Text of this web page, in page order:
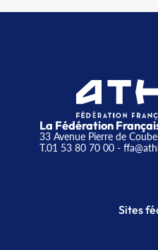
La Fédération
33 Avenue Pierre de
T.01 53 80 70 00-
Sites